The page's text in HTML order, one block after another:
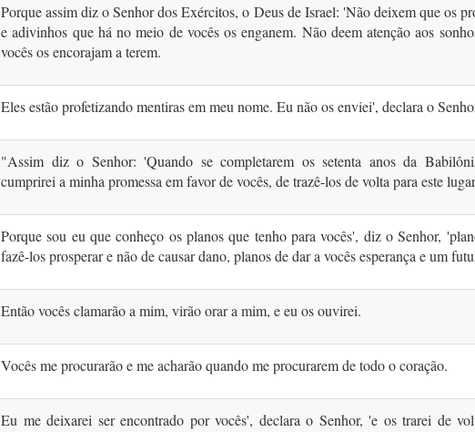
Porque assim diz o Senhor dos Exérci­tos, o Deus de Israel: 'Não deixem que os
e adivinhos que há no meio de vocês os enganem. Não deem atenção aos
vocês os encorajam a terem.
Eles estão profeti­zando mentiras em meu nome. Eu não os envi­ei', declara o
"Assim diz o Senhor: 'Quando se completarem os setenta anos da
cumprirei a minha promessa em favor de vocês, de trazê-los de volta para este
Porque sou eu que conheço os planos que tenho para vocês', diz o Senhor,
fazê-los prosperar e não de causar dano, planos de dar a vocês esperança e um
Então vocês clamarão a mim, virão orar a mim, e eu os ouvi­rei.
Vocês me procurarão e me acharão quando me procurarem de todo o coração.
Eu me deixarei ser encontrado por vocês', declara o Senhor, 'e os trarei de